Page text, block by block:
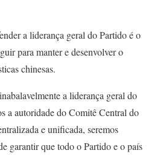
a liderança geral do Partido é o
para manter e desenvolver o
chinesas.
a liderança geral do
a autoridade do Comitê Central do
e unificada, seremos
garantir que todo o Partido e o país